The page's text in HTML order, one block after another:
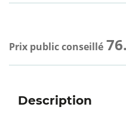
Prix public conseillé
Description